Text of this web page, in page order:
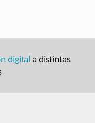
digital a distintas